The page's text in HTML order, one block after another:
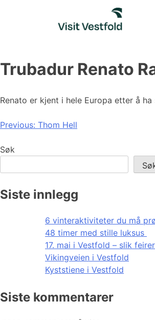
Trubadur Renato
Renato er kjent i hele Europa etter å
Innleggsnavigasjon
Previous: Thom Hell
Søk
Siste innlegg
6 vinteraktiviteter du må
48 timer med stille luksus
17. mai i Vestfold – slik
Vikingveien i Vestfold
Kyststiene i Vestfold
Siste kommentarer